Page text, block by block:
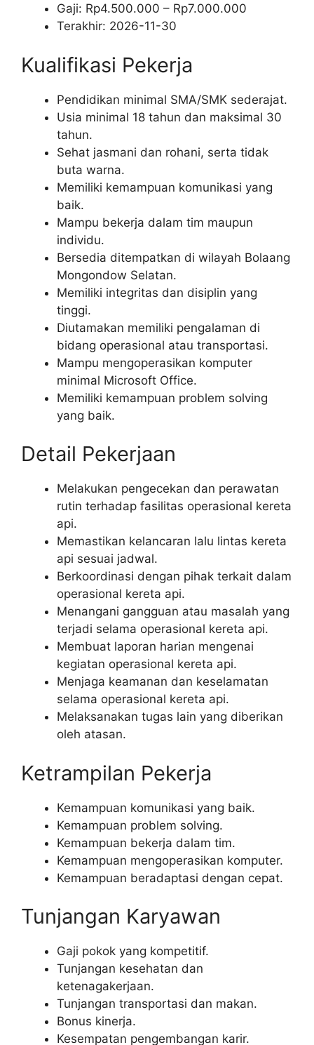
Gaji: Rp4.500.000 – Rp7.000.000
Terakhir: 2026-11-30
Kualifikasi Pekerja
Pendidikan minimal SMA/SMK sederajat.
Usia minimal 18 tahun dan maksimal 30
tahun.
Sehat jasmani dan rohani, serta tidak
buta warna.
Memiliki kemampuan komunikasi yang
baik.
Mampu bekerja dalam tim maupun
individu.
Bersedia ditempatkan di wilayah Bolaang
Mongondow Selatan.
Memiliki integritas dan disiplin yang
tinggi.
Diutamakan memiliki pengalaman di
bidang operasional atau transportasi.
Mampu mengoperasikan komputer
minimal Microsoft Office.
Memiliki kemampuan problem solving
yang baik.
Detail Pekerjaan
Melakukan pengecekan dan perawatan
rutin terhadap fasilitas operasional kereta
api.
Memastikan kelancaran lalu lintas kereta
api sesuai jadwal.
Berkoordinasi dengan pihak terkait dalam
operasional kereta api.
Menangani gangguan atau masalah yang
terjadi selama operasional kereta api.
Membuat laporan harian mengenai
kegiatan operasional kereta api.
Menjaga keamanan dan keselamatan
selama operasional kereta api.
Melaksanakan tugas lain yang diberikan
oleh atasan.
Ketrampilan Pekerja
Kemampuan komunikasi yang baik.
Kemampuan problem solving.
Kemampuan bekerja dalam tim.
Kemampuan mengoperasikan komputer.
Kemampuan beradaptasi dengan cepat.
Tunjangan Karyawan
Gaji pokok yang kompetitif.
Tunjangan kesehatan dan
ketenagakerjaan.
Tunjangan transportasi dan makan.
Bonus kinerja.
Kesempatan pengembangan karir.